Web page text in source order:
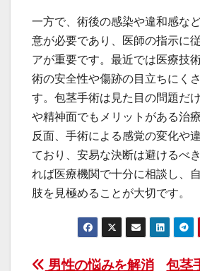
一方で、術後の感染や違和感な
意が必要であり、医師の指示に
アが重要です。最近では医療技
術の安全性や傷跡の目立ちにく
す。包茎手術は見た目の問題だ
や精神面でもメリットがある治
反面、手術による感覚の変化や
ており、安易な決断は避けるべ
れば医療機関で十分に相談し、
肢を見極めることが大切です。
包茎
男性の悩みを解消